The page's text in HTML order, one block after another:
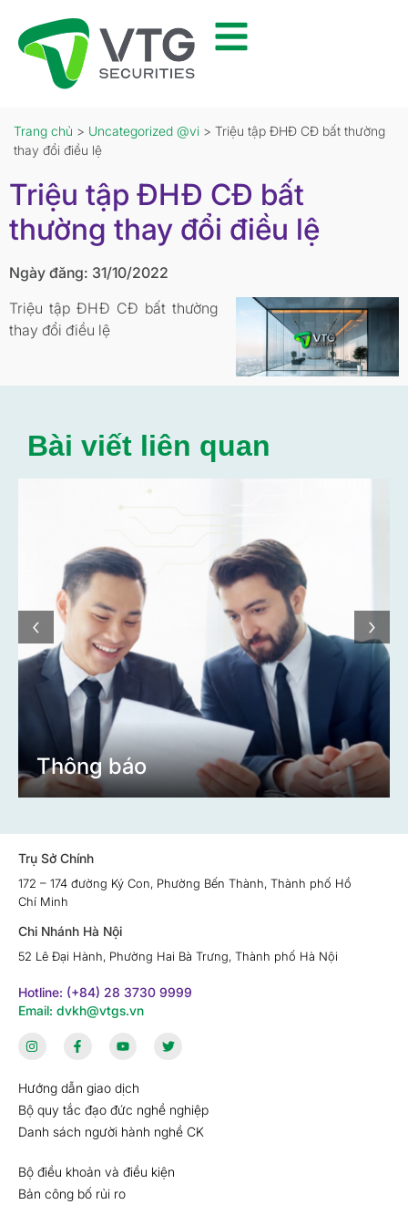
Trang chủ > Uncategorized @vi > Triệu tập ĐHĐ CĐ bất thường
thay đổi điều lệ
Triệu tập ĐHĐ CĐ bất
thường thay đổi điều lệ
Ngày đăng: 31/10/2022
Triệu tập ĐHĐ CĐ bất thường
thay đổi điều lệ
Bài viết liên quan
Thông báo
‹ ›
Trụ Sở Chính
172 – 174 đường Ký Con, Phường Bến Thành, Thành phố Hồ
Chí Minh
Chi Nhánh Hà Nội
52 Lê Đại Hành, Phường Hai Bà Trưng, Thành phố Hà Nội
Hotline: (+84) 28 3730 9999
Email: dvkh@vtgs.vn
Hướng dẫn giao dịch
Bộ quy tắc đạo đức nghề nghiệp
Danh sách người hành nghề CK
Bộ điều khoản và điều kiện
Bản công bố rủi ro